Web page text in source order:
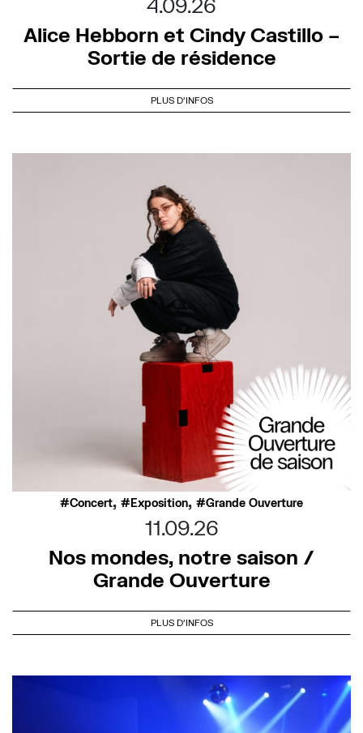
4.09.26
Alice Hebborn et Cindy Castillo –
Sortie de résidence
PLUS D'INFOS
Concert, Exposition, Grande Ouverture
11.09.26
Nos mondes, notre saison /
Grande Ouverture
PLUS D'INFOS